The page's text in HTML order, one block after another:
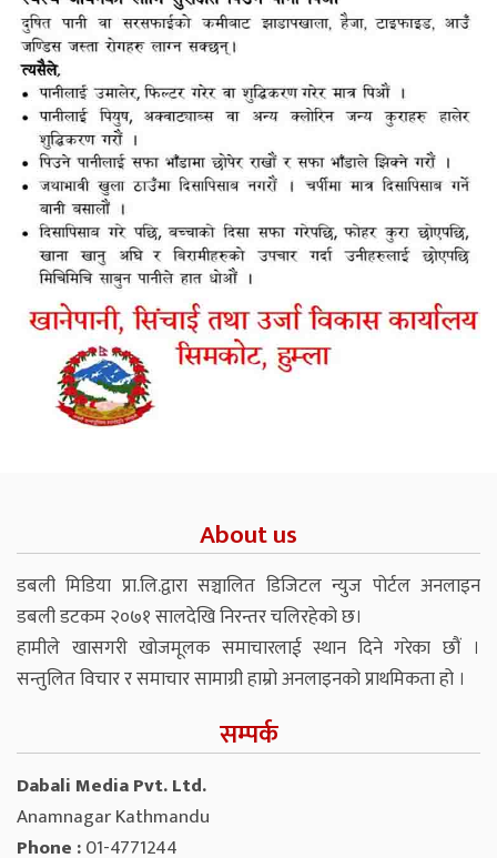
About us
डबली मिडिया प्रा.लि.द्वारा सञ्चालित डिजिटल न्युज पोर्टल अनलाइन
डबली डटकम २०७१ सालदेखि निरन्तर चलिरहेको छ।
हामीले खासगरी खोजमूलक समाचारलाई स्थान दिने गरेका छौं ।
सन्तुलित विचार र समाचार सामाग्री हाम्रो अनलाइनको प्राथमिकता हो ।
सम्पर्क
Dabali Media Pvt. Ltd.
Anamnagar Kathmandu
Phone :01-4771244